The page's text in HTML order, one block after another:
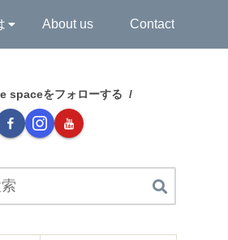
About us Contact
spaceをフォローする